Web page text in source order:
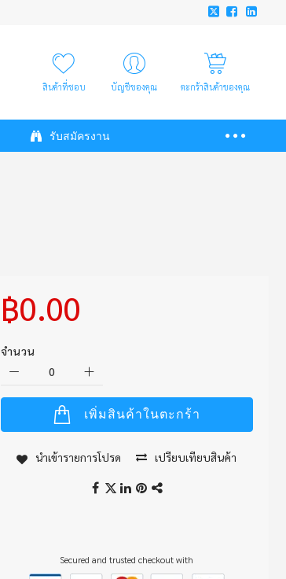
สินค้าที่ชอบ บัญชีของคุณ ตะกร้าสินค้าของคุณ
รับสมัครงาน
฿0.00
จำนวน
เพิ่มสินค้าในตะกร้า
นำเข้ารายการโปรด เปรียบเทียบสินค้า
Secured and trusted checkout with